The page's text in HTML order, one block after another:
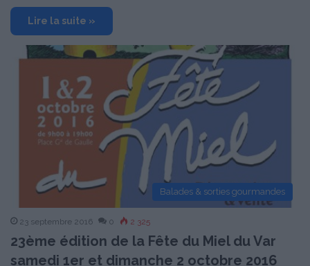
Lire la suite »
Balades & sorties gourmandes
23 septembre 2016 0 2 325
23ème édition de la Fête du Miel du Var
samedi 1er et dimanche 2 octobre 2016